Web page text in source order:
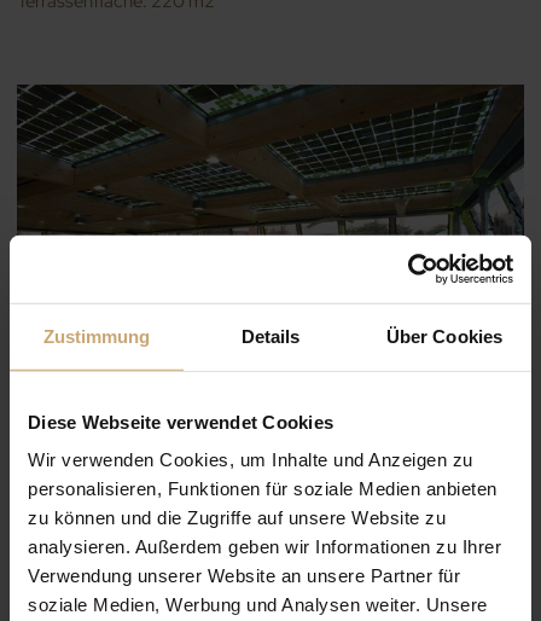
Zustimmung Details Über Cookies
Diese Webseite verwendet Cookies
Wir verwenden Cookies, um Inhalte und Anzeigen zu
personalisieren, Funktionen für soziale Medien anbieten
zu können und die Zugriffe auf unsere Website zu
analysieren. Außerdem geben wir Informationen zu Ihrer
Verwendung unserer Website an unsere Partner für
soziale Medien, Werbung und Analysen weiter. Unsere